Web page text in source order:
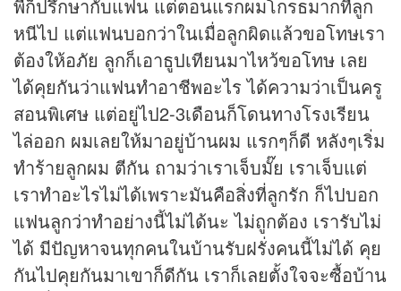
พี่ก็ปรึกษากับแฟน แต่ตอนแรกผมโกรธมากที่ลูก
หนีไป แต่แฟนบอกว่าในเมื่อลูกผิดแล้วขอโทษเรา
ต้องให้อภัย ลูกก็เอาธูปเทียนมาไหว้ขอโทษ เลย
ได้คุยกันว่าแฟนทำอาชีพอะไร ได้ความว่าเป็นครู
สอนพิเศษ แต่อยู่ไป2-3เดือนก็โดนทางโรงเรียน
ไล่ออก ผมเลยให้มาอยู่บ้านผม แรกๆก็ดี หลังๆเริ่ม
ทำร้ายลูกผม ตีกัน ถามว่าเราเจ็บมั๊ย เราเจ็บแต่
เราทำอะไรไม่ได้เพราะมันคือสิ่งที่ลูกรัก ก็ไปบอก
แฟนลูกว่าทำอย่างนี้ไม่ได้นะ ไม่ถูกต้อง เรารับไม่
ได้ มีปัญหาจนทุกคนในบ้านรับฝรั่งคนนี้ไม่ได้ คุย
กันไปคุยกันมาเขาก็ดีกัน เราก็เลยตั้งใจจะซื้อบ้าน